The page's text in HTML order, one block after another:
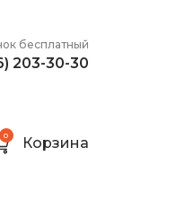
бесплатный
203-30-30
0 Корзина